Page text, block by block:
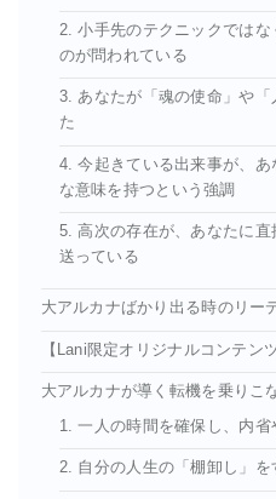
2. 小手先のテクニックでは
のが問われている
3. あなたが「魂の使命」や
た
4. 今起きている出来事が、
な意味を持つという強調
5. 高次の存在が、あなたに
送っている
大アルカナばかり出る時のリー
【Lani限定オリジナルコンテンツ
大アルカナが導く転機を乗りこ
1. 一人の時間を確保し、内省
2. 自分の人生の「棚卸し」を